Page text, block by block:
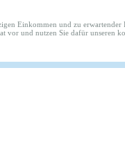
Einkommen und zu erwartender
vor und nutzen Sie dafür unseren